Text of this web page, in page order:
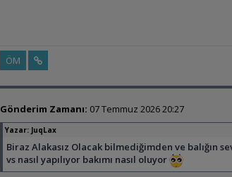
ÖM
Gönderim Zamanı: 07 Temmuz 2026 20:27
Yazar: JuqLax
Biraz Alakasız Olacak bilmediğimden ve
vs nasıl yapılıyor bakımı nasıl oluyor